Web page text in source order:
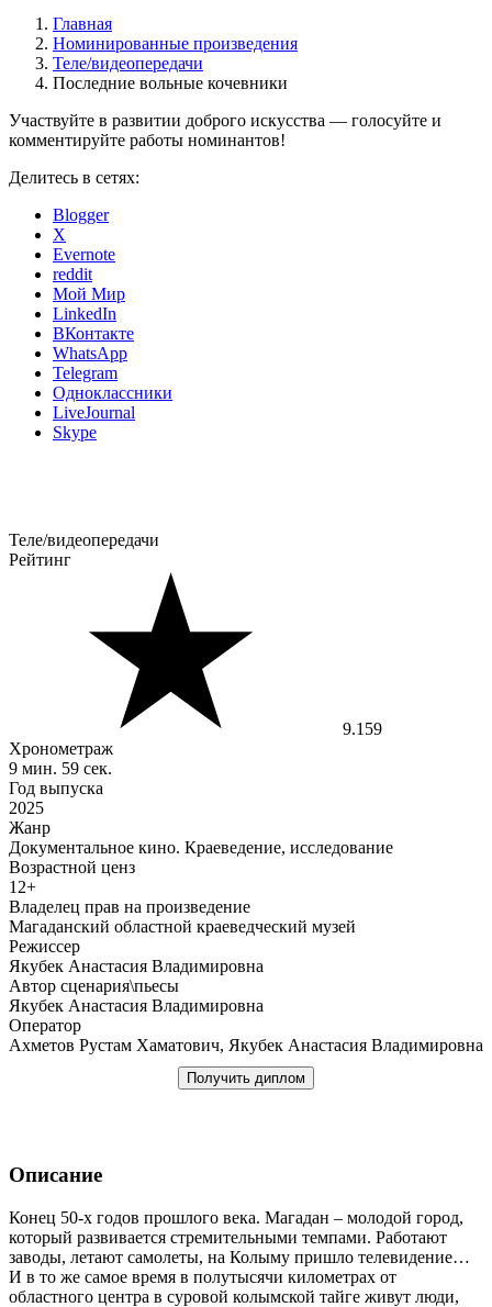
Главная
Номинированные произведения
Теле/видеопередачи
Последние вольные кочевники
Участвуйте в развитии доброго искусства — голосуйте и
комментируйте работы номинантов!
Делитесь в сетях:
Blogger
X
Evernote
reddit
Мой Мир
LinkedIn
ВКонтакте
WhatsApp
Telegram
Одноклассники
LiveJournal
Skype
Теле/видеопередачи
Рейтинг
9.159
Хронометраж
9 мин. 59 сек.
Год выпуска
2025
Жанр
Документальное кино. Краеведение, исследование
Возрастной ценз
12+
Владелец прав на произведение
Магаданский областной краеведческий музей
Режиссер
Якубек Анастасия Владимировна
Автор сценария\пьесы
Якубек Анастасия Владимировна
Оператор
Ахметов Рустам Хаматович, Якубек Анастасия Владимировна
Получить диплом
Описание
Конец 50-х годов прошлого века. Магадан – молодой город,
который развивается стремительными темпами. Работают
заводы, летают самолеты, на Колыму пришло телевидение…
И в то же самое время в полутысячи километрах от
областного центра в суровой колымской тайге живут люди,